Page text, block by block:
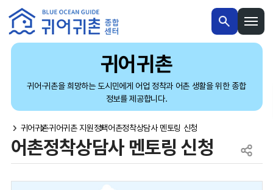
본문 내용 바로가기
메인메뉴 바로가기
귀어귀촌
귀어·귀촌을 희망하는 도시민에게 어업 정착과 어촌 생활을 위한 종합
정보를 제공합니다.
귀어귀촌귀어귀촌 지원정책어촌정착상담사 멘토링 신청
어촌정착상담사 멘토링 신청